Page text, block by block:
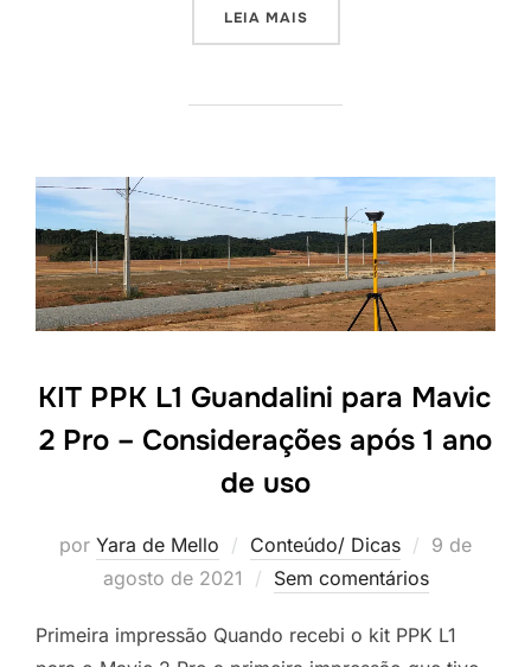
LEIA MAIS
KIT PPK L1 Guandalini para Mavic
2 Pro – Considerações após 1 ano
de uso
por Yara de Mello Conteúdo/ Dicas
9 de
agosto de 2021
Sem comentários
Primeira impressão Quando recebi o kit PPK L1